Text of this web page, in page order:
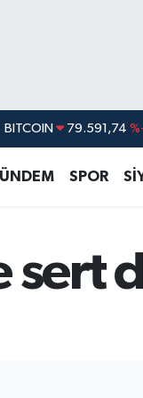
DOLAR 45,43620
14.598,00
BITCOIN 79.591,74
SPOR
sert